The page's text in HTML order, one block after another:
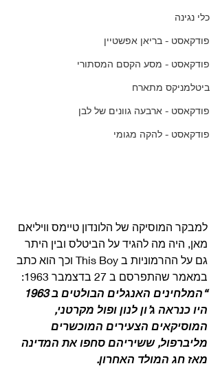
כלי נגינה
פודקאסט - בריאן אפשטיין
פודקאסט - מסע הקסם המסתורי
ביטלמניקס מתארח
פודקאסט - ארבעה גוונים של לבן
פודקאסט - להקה מגומי
למבקר המוסיקה של הלונדון טיימס וויליאם
מאן, היה מה להגיד על הביטלס ובין היתר
גם על ההרמוניות ב This Boy וכך הוא כתב
במאמר שהתפרסם ב 27 בדצמבר 1963:
היו כנראה ג’ון לנון ופול מקרטני,
המוסיקאים הצעירים המוכשרים
מליברפול, ששיריהם סחפו את המדינה
מאז חג המולד האחרון.